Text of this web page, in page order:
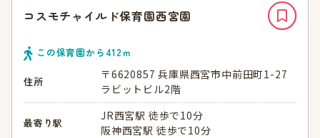
コスモチャイルド保育園西宮園
この保育園から 412ｍ
住所
〒6620857 兵庫県西宮市中前田町1-27
ラビットビル2階
最寄り駅
JR西宮駅 徒歩で10分
阪神西宮駅 徒歩で10分